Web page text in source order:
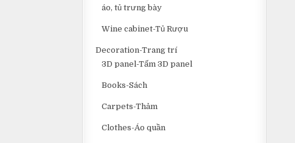
áo, tủ trưng bày
Wine cabinet-Tủ Rượu
Decoration-Trang trí
3D panel-Tấm 3D panel
Books-Sách
Carpets-Thảm
Clothes-Áo quần